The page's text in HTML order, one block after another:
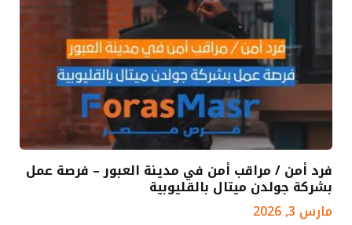
فرد أمن / مراقب أمن في مدينة العبور – فرصة عمل
بشركة جولدن ميتال بالقليوبية
مارس 3, 2026